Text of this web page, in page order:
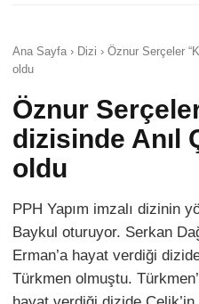
Ana Sayfa › Dizi › Öznur Serçeler
oldu
Öznur
dizisinde Anıl
oldu
PPH Yapım imzalı dizinin
Baykul oturuyor. Serkan
Erman’a hayat verdiği
Türkmen olmuştu.